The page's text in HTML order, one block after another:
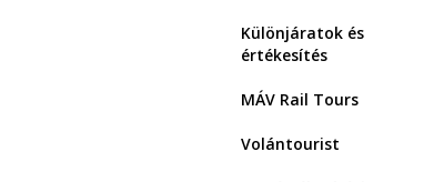
Különjáratok és
értékesítés
MÁV Rail Tours
Volántourist